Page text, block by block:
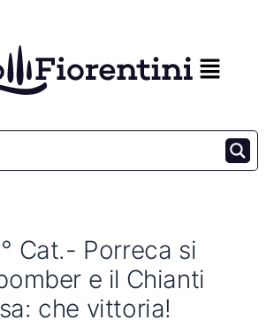
Cat.- Porreca si
e il Chianti
che vittoria!